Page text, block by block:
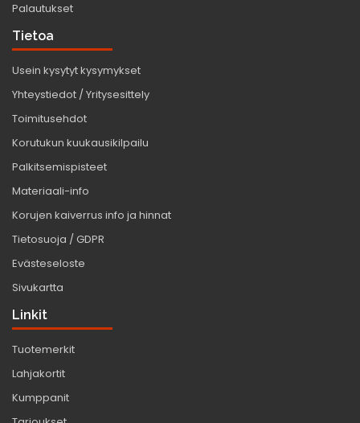
Palautukset
Tietoa
Usein kysytyt kysymykset
Yhteystiedot / Yritysesittely
Toimitusehdot
Korutukun kuukausikilpailu
Palkitsemispisteet
Materiaali-info
Korujen kaiverrus info ja hinnat
Tietosuoja / GDPR
Evästeseloste
Sivukartta
Linkit
Tuotemerkit
Lahjakortit
Kumppanit